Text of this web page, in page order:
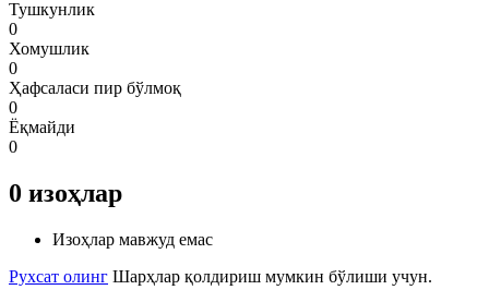
Тушкунлик
0
Хомушлик
0
Ҳафсаласи пир бўлмоқ
0
Ёқмайди
0
0 изоҳлар
Изоҳлар мавжуд емас
Рухсат олинг Шарҳлар қолдириш мумкин бўлиши учун.